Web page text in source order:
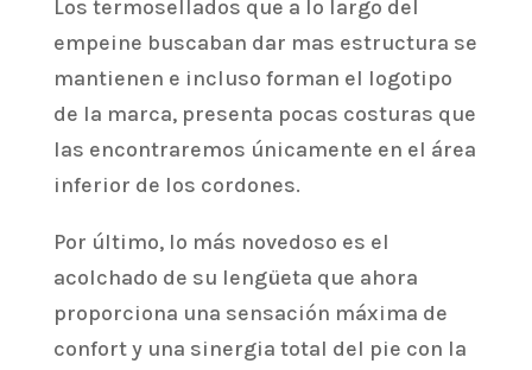
Los termosellados que a lo largo del
empeine buscaban dar mas estructura se
mantienen e incluso forman el logotipo
de la marca, presenta pocas costuras que
las encontraremos únicamente en el área
inferior de los cordones.
Por último, lo más novedoso es el
acolchado de su lengüeta que ahora
proporciona una sensación máxima de
confort y una sinergia total del pie con la